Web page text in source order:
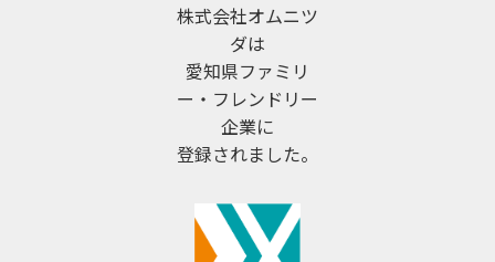
株式会社オムニツ
ダは
愛知県ファミリ
ー・フレンドリー
企業に
登録されました。